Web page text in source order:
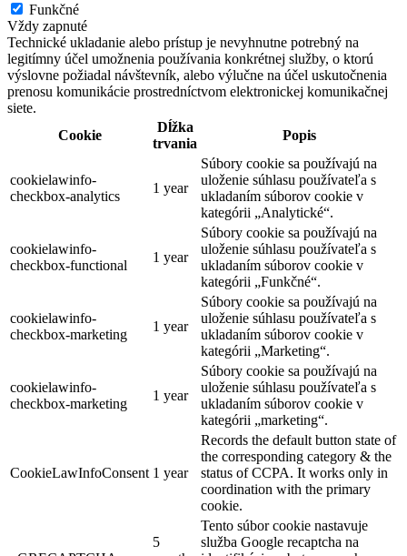
Funkčné
Vždy zapnuté
Technické ukladanie alebo prístup je nevyhnutne potrebný na
legitímny účel umožnenia používania konkrétnej služby, o ktorú
výslovne požiadal návštevník, alebo výlučne na účel uskutočnenia
prenosu komunikácie prostredníctvom elektronickej komunikačnej
siete.
Cookie
Dĺžka
trvania
Popis
cookielawinfo-
checkbox-analytics
1 year
Súbory cookie sa používajú na
uloženie súhlasu používateľa s
ukladaním súborov cookie v
kategórii „Analytické“.
cookielawinfo-
checkbox-functional
1 year
Súbory cookie sa používajú na
uloženie súhlasu používateľa s
ukladaním súborov cookie v
kategórii „Funkčné“.
cookielawinfo-
checkbox-marketing
1 year
Súbory cookie sa používajú na
uloženie súhlasu používateľa s
ukladaním súborov cookie v
kategórii „Marketing“.
cookielawinfo-
checkbox-marketing
1 year
Súbory cookie sa používajú na
uloženie súhlasu používateľa s
ukladaním súborov cookie v
kategórii „marketing“.
CookieLawInfoConsent 1 year
Records the default button state of
the corresponding category & the
status of CCPA. It works only in
coordination with the primary
cookie.
5
Tento súbor cookie nastavuje
služba Google recaptcha na